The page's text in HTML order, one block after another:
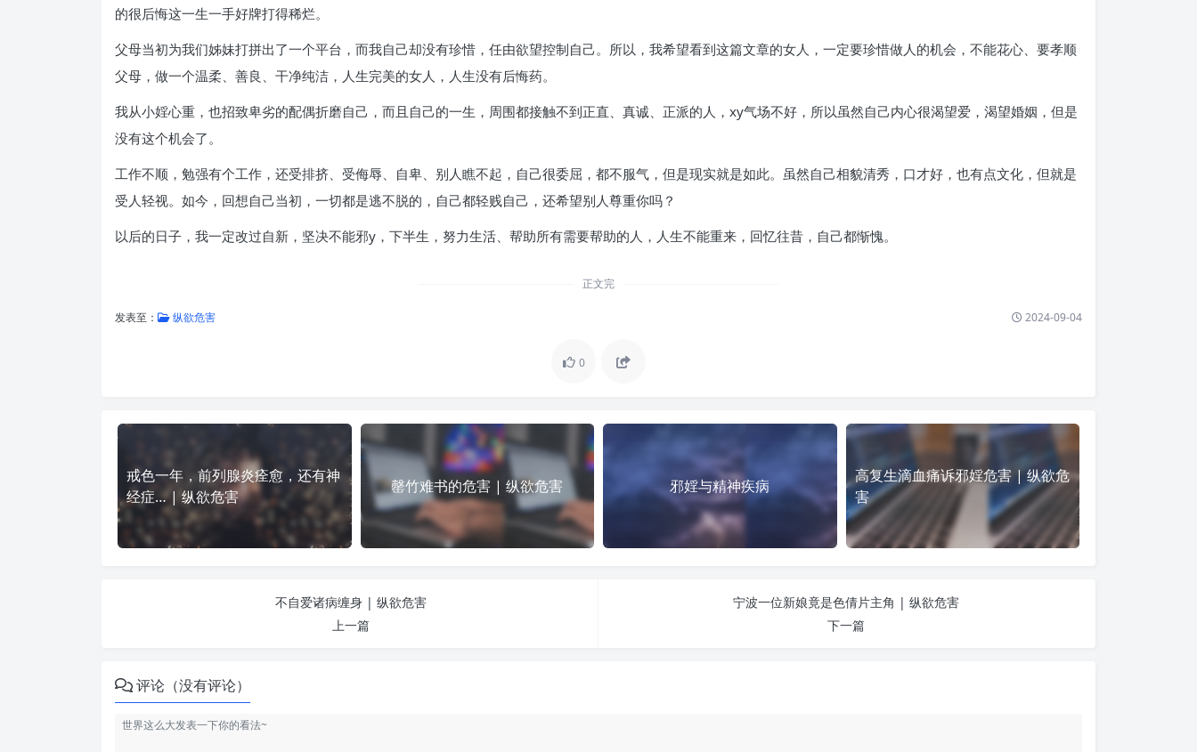
的很后悔这一生一手好牌打得稀烂。
父母当初为我们姊妹打拼出了一个平台，而我自己却没有珍惜，任由欲望控制自己。所以，我希望看到这篇文章的女人，一定要珍惜做人的机会，不能花心、要孝顺
父母，做一个温柔、善良、干净纯洁，人生完美的女人，人生没有后悔药。
我从小婬心重，也招致卑劣的配偶折磨自己，而且自己的一生，周围都接触不到正直、真诚、正派的人，xy气场不好，所以虽然自己内心很渴望爱，渴望婚姻，但是
没有这个机会了。
工作不顺，勉强有个工作，还受排挤、受侮辱、自卑、别人瞧不起，自己很委屈，都不服气，但是现实就是如此。虽然自己相貌清秀，口才好，也有点文化，但就是
受人轻视。如今，回想自己当初，一切都是逃不脱的，自己都轻贱自己，还希望别人尊重你吗？
以后的日子，我一定改过自新，坚决不能邪y，下半生，努力生活、帮助所有需要帮助的人，人生不能重来，回忆往昔，自己都惭愧。
正文完
发表至： 纵欲危害 2024-09-04
0
戒色一年，前列腺炎痊愈，还有神
经症… | 纵欲危害
罄竹难书的危害 | 纵欲危害 邪婬与精神疾病
高复生滴血痛诉邪婬危害 | 纵欲危
害
不自爱诸病缠身 | 纵欲危害
上一篇
宁波一位新娘竟是色倩片主角 | 纵欲危害
下一篇
评论（没有评论）